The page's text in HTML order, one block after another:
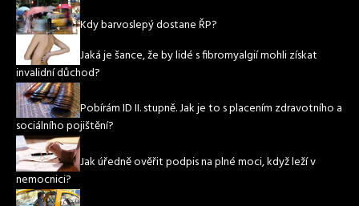
Kdy barvoslepý dostane ŘP?
Jaká je šance, že by lidé s fibromyalgií mohli získat
invalidní důchod?
Pobírám ID II. stupně. Jak je to s placením zdravotního a
sociálního pojištění?
Jak úředně ověřit podpis na plné moci, když leží v
nemocnici?